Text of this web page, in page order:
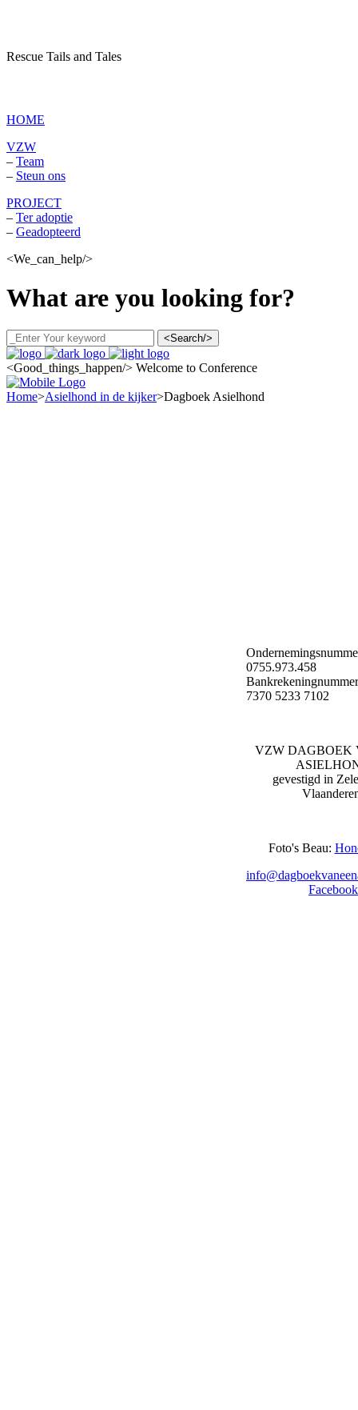
Rescue Tails and Tales
HOME
VZW
– Team
– Steun ons
PROJECT
– Ter adoptie
– Geadopteerd
<We_can_help/>
What are you looking for?
<Search/>
<Good_things_happen/> Welcome to Conference
Home>Asielhond in de kijker>Dagboek Asielhond
0755.973.458
7370 5233 7102
VZW DAGBOEK
gevestigd in
Foto's Beau:
Facebook